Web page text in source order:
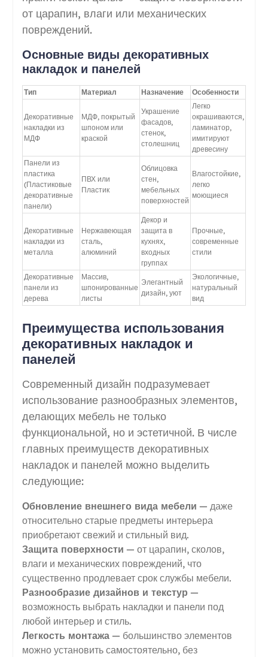
от царапин, влаги или механических
повреждений.
Основные виды декоративных
накладок и панелей
Тип Материал Назначение Особенности
Декоративные
накладки из
МДФ
МДФ, покрытый
шпоном или
краской
Украшение
фасадов,
стенок,
столешниц
Легко
окрашиваются,
ламинатор,
имитируют
древесину
Панели из
пластика
(Пластиковые
декоративные
панели)
ПВХ или
Пластик
Облицовка
стен,
мебельных
поверхностей
Влагостойкие,
легко
моющиеся
Декоративные
накладки из
металла
Нержавеющая
сталь,
алюминий
Декор и
защита в
кухнях,
входных
группах
Прочные,
современные
стили
Декоративные
панели из
дерева
Массив,
шпонированные
листы
Элегантный
дизайн, уют
Экологичные,
натуральный
вид
Преимущества использования
декоративных накладок и
панелей
Современный дизайн подразумевает
использование разнообразных элементов,
делающих мебель не только
функциональной, но и эстетичной. В числе
главных преимуществ декоративных
накладок и панелей можно выделить
следующие:
Обновление внешнего вида мебели — даже
относительно старые предметы интерьера
приобретают свежий и стильный вид.
Защита поверхности — от царапин, сколов,
влаги и механических повреждений, что
существенно продлевает срок службы мебели.
Разнообразие дизайнов и текстур —
возможность выбрать накладки и панели под
любой интерьер и стиль.
Легкость монтажа— большинство элементов
можно установить самостоятельно, без